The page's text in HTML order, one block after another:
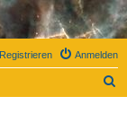
Anmelden
Registrieren